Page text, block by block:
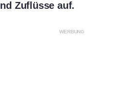
Zuflüsse auf.
WERBUNG